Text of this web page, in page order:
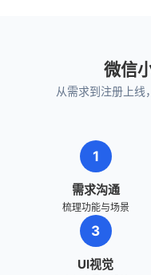
微信
从需求到注册上线
1
需求沟通
梳理功能与场景
3
UI视觉